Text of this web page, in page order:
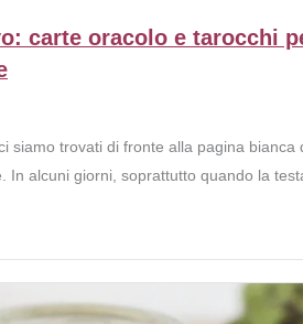
carte oracolo e tarocchi
siamo trovati di fronte alla pagina bianca
In alcuni giorni, soprattutto quando la